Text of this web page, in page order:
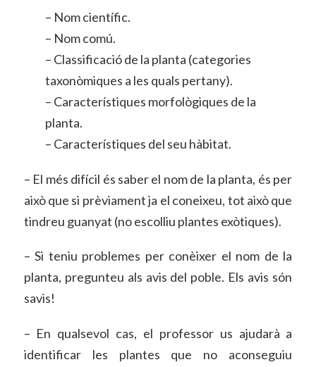
– Nom científic.
– Nom comú.
– Classificació de la planta (categories
taxonòmiques a les quals pertany).
– Característiques morfològiques de la
planta.
– Característiques del seu hàbitat.
– El més difícil és saber el nom de la planta, és per
això que si prèviament ja el coneixeu, tot això que
tindreu guanyat (no escolliu plantes exòtiques).
– Si teniu problemes per conèixer el nom de la
planta, pregunteu als avis del poble. Els avis són
savis!
– En qualsevol cas, el professor us ajudarà a
identificar les plantes que no aconseguiu